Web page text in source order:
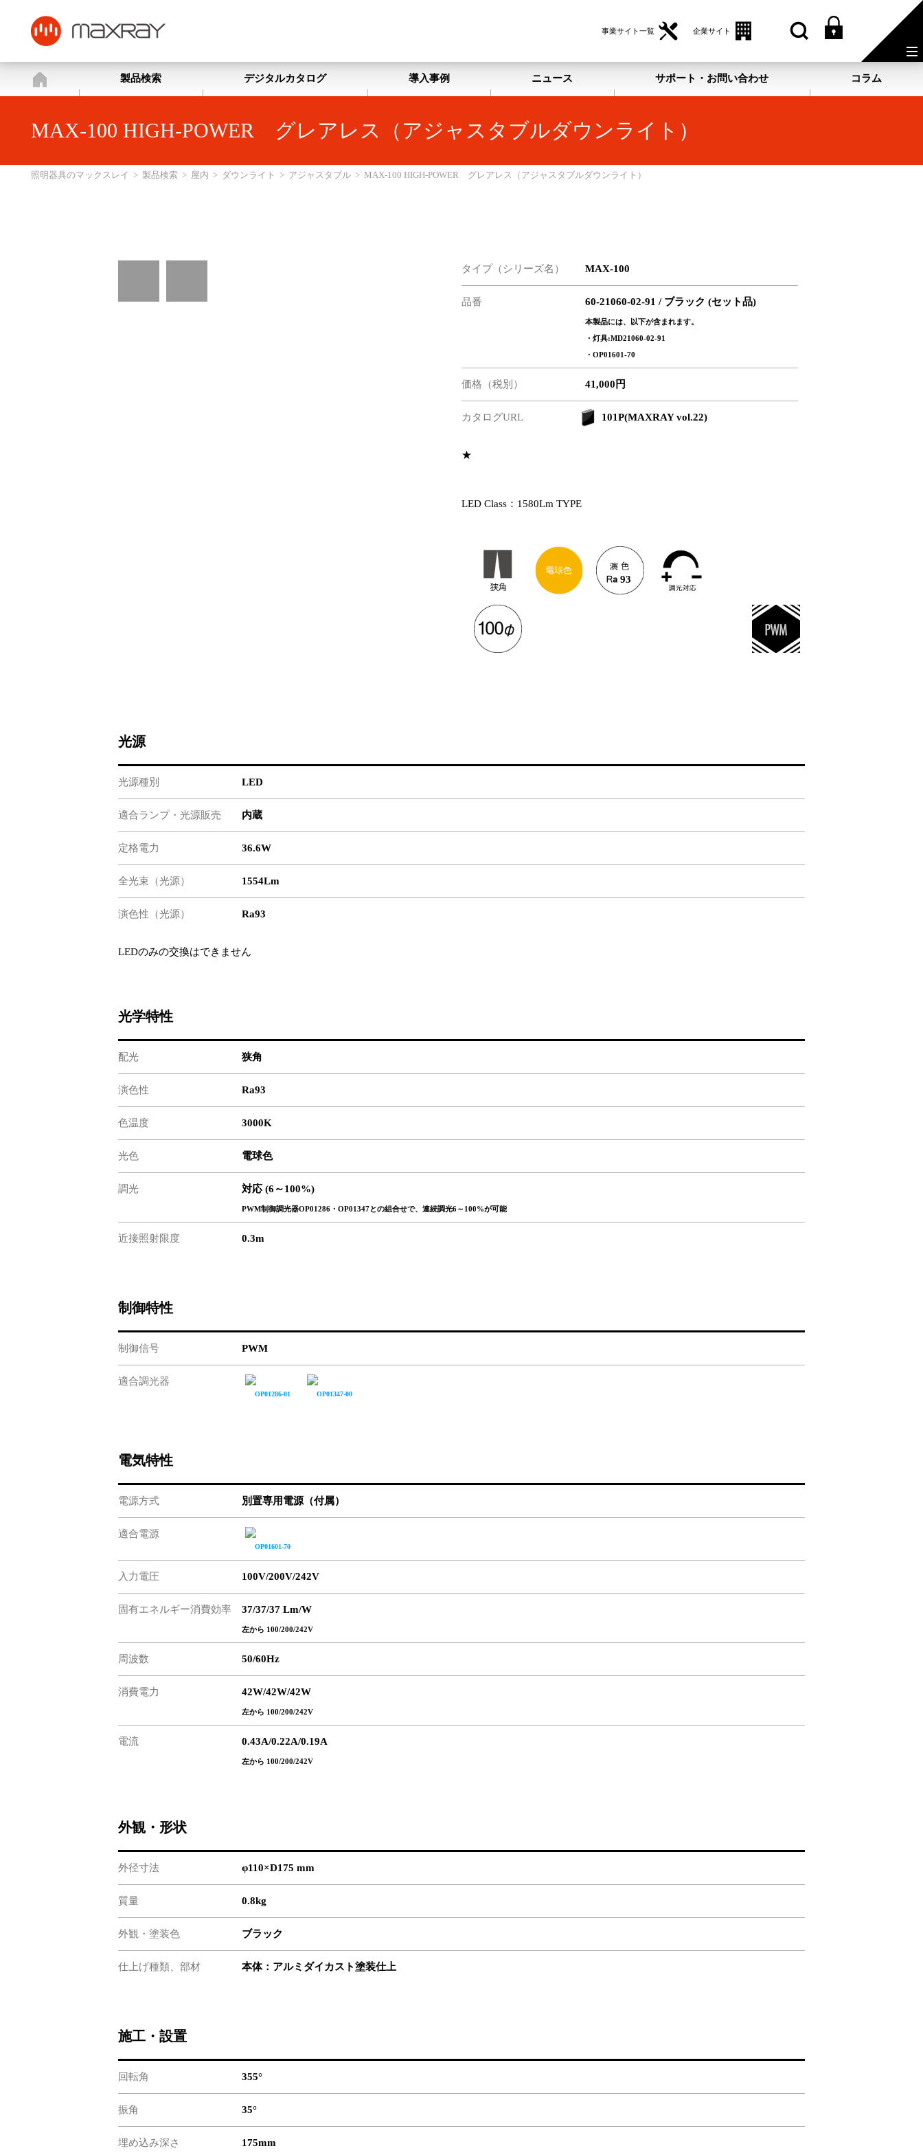
事業サイト一覧 企業サイト
照明器具のマックスレイ
製品検索 デジタルカタログ 導入事例 ニュース サポート・お問い合わせ コラム
MAX-100 HIGH-POWER グレアレス（アジャスタブルダウンライト）
照明器具のマックスレイ > 製品検索 > 屋内 > ダウンライト > アジャスタブル > MAX-100 HIGH-POWER グレアレス（アジャスタブルダウンライト）
タイプ（シリーズ名） MAX-100
品番 60-21060-02-91 / ブラック (セット品)
本製品には、以下が含まれます。
・灯具:MD21060-02-91
・OP01601-70
価格（税別） 41,000円
カタログURL 101P(MAXRAY vol.22)
★
LED Class：1580Lm TYPE
93
光源
光源種別 LED
適合ランプ・光源販売 内蔵
定格電力 36.6W
全光束（光源） 1554Lm
演色性（光源） Ra93
LEDのみの交換はできません
光学特性
配光 狭角
演色性 Ra93
色温度 3000K
光色 電球色
調光 対応 (6～100%)
PWM制御調光器OP01286・OP01347との組合せで、連続調光6～100%が可能
近接照射限度 0.3m
制御特性
制御信号 PWM
適合調光器
OP01286-01 OP01347-00
電気特性
電源方式 別置専用電源（付属）
適合電源
OP01601-70
入力電圧 100V/200V/242V
固有エネルギー消費効率 37/37/37 Lm/W
左から 100/200/242V
周波数 50/60Hz
消費電力 42W/42W/42W
左から 100/200/242V
電流 0.43A/0.22A/0.19A
左から 100/200/242V
外観・形状
外径寸法 φ110×D175 mm
質量 0.8kg
外観・塗装色 ブラック
仕上げ種類、部材 本体：アルミダイカスト塗装仕上
施工・設置
回転角 355°
振角 35°
埋め込み深さ 175mm